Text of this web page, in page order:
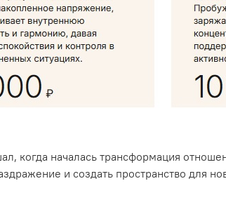
когда началась трансформация
и создать пространство для